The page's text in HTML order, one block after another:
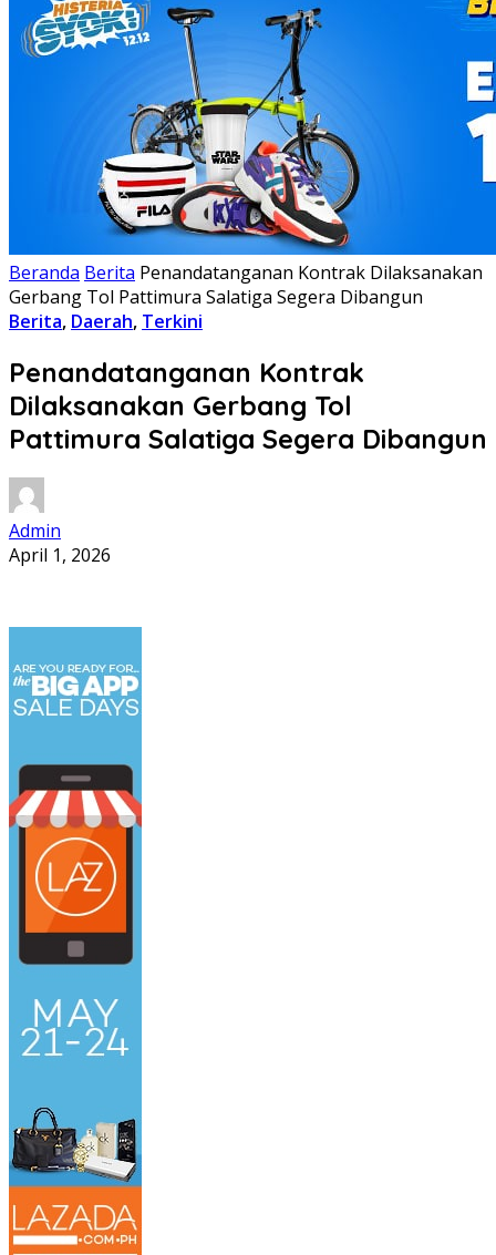
Beranda Berita Penandatanganan Kontrak Dilaksanakan
Gerbang Tol Pattimura Salatiga Segera Dibangun
Berita, Daerah, Terkini
Penandatanganan Kontrak
Dilaksanakan Gerbang Tol
Pattimura Salatiga Segera Dibangun
Admin
April 1, 2026